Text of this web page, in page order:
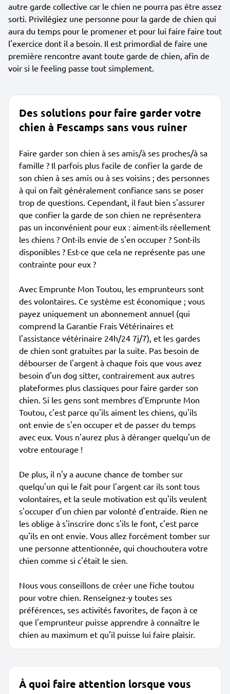
autre garde collective car le chien ne pourra pas être assez
sorti. Privilégiez une personne pour la garde de chien qui
aura du temps pour le promener et pour lui faire faire tout
l'exercice dont il a besoin. Il est primordial de faire une
première rencontre avant toute garde de chien, afin de
voir si le feeling passe tout simplement.
Des solutions pour faire garder votre
chien à Fescamps sans vous ruiner
Faire garder son chien à ses amis/à ses proches/à sa
famille ? Il parfois plus facile de confier la garde de
son chien à ses amis ou à ses voisins ; des personnes
à qui on fait généralement confiance sans se poser
trop de questions. Cependant, il faut bien s'assurer
que confier la garde de son chien ne représentera
pas un inconvénient pour eux : aiment-ils réellement
les chiens ? Ont-ils envie de s'en occuper ? Sont-ils
disponibles ? Est-ce que cela ne représente pas une
contrainte pour eux ?
Avec Emprunte Mon Toutou, les emprunteurs sont
des volontaires. Ce système est économique ; vous
payez uniquement un abonnement annuel (qui
comprend la Garantie Frais Vétérinaires et
l'assistance vétérinaire 24h/24 7j/7), et les gardes
de chien sont gratuites par la suite. Pas besoin de
débourser de l'argent à chaque fois que vous avez
besoin d'un dog sitter, contrairement aux autres
plateformes plus classiques pour faire garder son
chien. Si les gens sont membres d'Emprunte Mon
Toutou, c'est parce qu'ils aiment les chiens, qu'ils
ont envie de s'en occuper et de passer du temps
avec eux. Vous n'aurez plus à déranger quelqu'un de
votre entourage !
De plus, il n'y a aucune chance de tomber sur
quelqu'un qui le fait pour l'argent car ils sont tous
volontaires, et la seule motivation est qu'ils veulent
s'occuper d'un chien par volonté d'entraide. Rien ne
les oblige à s'inscrire donc s'ils le font, c'est parce
qu'ils en ont envie. Vous allez forcément tomber sur
une personne attentionnée, qui chouchoutera votre
chien comme si c'était le sien.
Nous vous conseillons de créer une fiche toutou
pour votre chien. Renseignez-y toutes ses
préférences, ses activités favorites, de façon à ce
que l'emprunteur puisse apprendre à connaître le
chien au maximum et qu'il puisse lui faire plaisir.
À quoi faire attention lorsque vous